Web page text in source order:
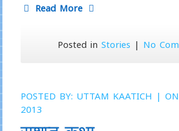
Read More
Posted in Stories | No
POSTED BY: UTTAM KAATICH | ON
2013